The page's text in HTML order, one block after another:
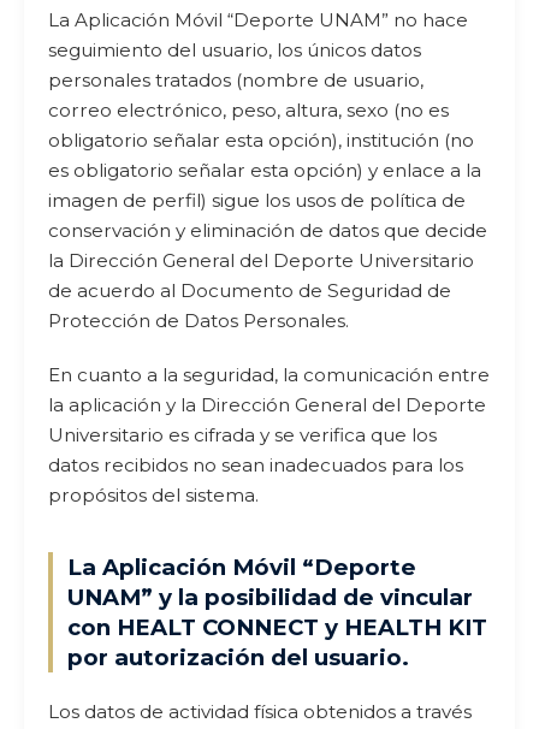
La Aplicación Móvil “Deporte UNAM” no hace
seguimiento del usuario, los únicos datos
personales tratados (nombre de usuario,
correo electrónico, peso, altura, sexo (no es
obligatorio señalar esta opción), institución (no
es obligatorio señalar esta opción) y enlace a la
imagen de perfil) sigue los usos de política de
conservación y eliminación de datos que decide
la Dirección General del Deporte Universitario
de acuerdo al Documento de Seguridad de
Protección de Datos Personales.
En cuanto a la seguridad, la comunicación entre
la aplicación y la Dirección General del Deporte
Universitario es cifrada y se verifica que los
datos recibidos no sean inadecuados para los
propósitos del sistema.
La Aplicación Móvil “Deporte
UNAM” y la posibilidad de vincular
con HEALT CONNECT y HEALTH KIT
por autorización del usuario.
Los datos de actividad física obtenidos a través